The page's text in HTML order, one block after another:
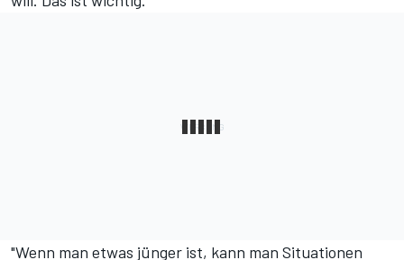
"Wenn man etwas jünger ist, kann man Situationen